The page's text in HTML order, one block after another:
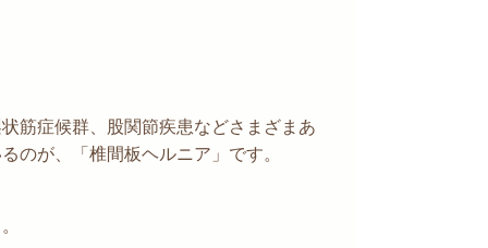
筋症候群、股関節疾患などさまざまあ
のが、「椎間板ヘルニア」です。